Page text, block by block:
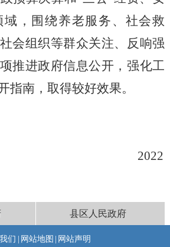
，围绕养老服务、社会救
会组织等群众关注、反响强
推进政府信息公开，强化工
指南，取得较好效果。
2022
县区人民政府
们 | 网站地图 | 网站声明